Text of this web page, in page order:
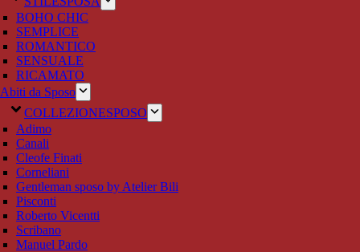
BOHO CHIC
SEMPLICE
ROMANTICO
SENSUALE
RICAMATO
Abiti da Sposo
COLLEZIONESPOSO
Adimo
Canali
Cleofe Finati
Corneliani
Gentleman sposo by Atelier Bili
Pisconti
Roberto Vicentti
Scribano
Manuel Pardo